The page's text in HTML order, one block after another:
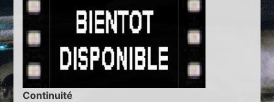
Continuité